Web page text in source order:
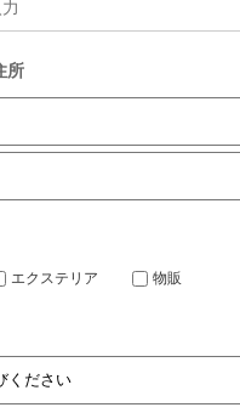
所
エクステリア 物販